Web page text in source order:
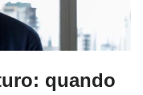
quando